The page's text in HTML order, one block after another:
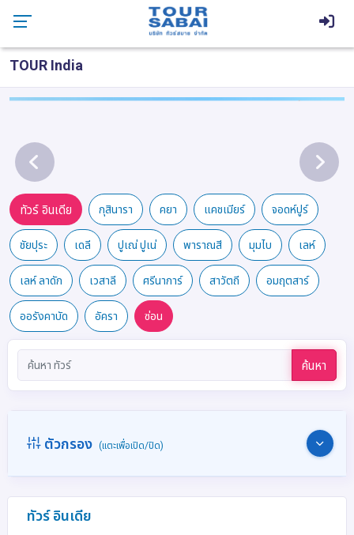
TOUR India
ทัวร์ อินเดีย กุสินารา คยา แคชเมียร์ จอดห์ปูร์
ชัยปุระ เดลี ปูเณ่ ปูเน่ พาราณสี มุมไบ เลห์
เลห์ ลาดัก เวสาลี ศรีนาการ์ สาวัตถี อมฤตสาร์
ออรังคาบัด อัครา ซ่อน
ค้นหา
ตัวกรอง (แตะเพื่อเปิด/ปิด)
ทัวร์ อินเดีย